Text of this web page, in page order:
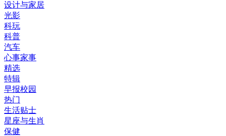
设计与家居
光影
科玩
科普
汽车
心事家事
精选
特辑
早报校园
热门
生活贴士
星座与生肖
保健